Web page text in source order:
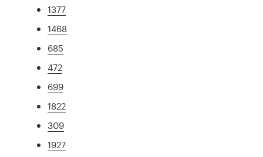
1377
1468
685
472
699
1822
309
1927